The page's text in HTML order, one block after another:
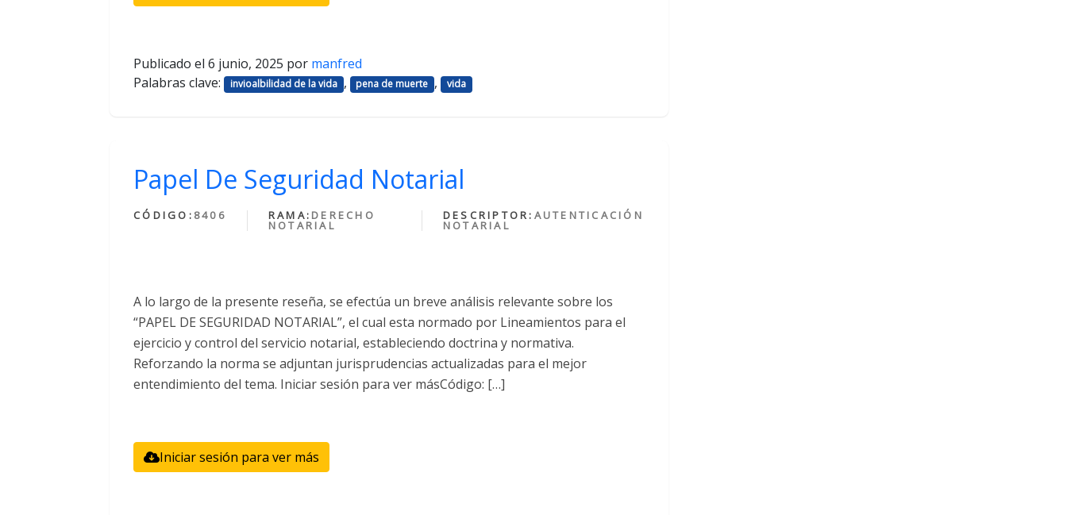
Publicado el 6 junio, 2025 por manfred
Palabras clave:
invioalbilidad de la vida , pena de muerte , vida
Papel De Seguridad Notarial
CÓDIGO: 8406 RAMA: DERECHO
NOTARIAL
DESCRIPTOR: AUTENTICACIÓN
NOTARIAL
A lo largo de la presente reseña, se efectúa un breve análisis relevante sobre los
“PAPEL DE SEGURIDAD NOTARIAL”, el cual esta normado por Lineamientos para el
ejercicio y control del servicio notarial, estableciendo doctrina y normativa.
Reforzando la norma se adjuntan jurisprudencias actualizadas para el mejor
entendimiento del tema. Iniciar sesión para ver másCódigo: […]
Iniciar sesión para ver más